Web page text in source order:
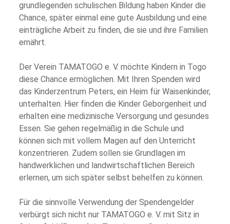
grundlegenden schulischen Bildung haben Kinder die
Chance, später einmal eine gute Ausbildung und eine
einträgliche Arbeit zu finden, die sie und ihre Familien
ernährt.
Der Verein TAMATOGO e. V. möchte Kindern in Togo
diese Chance ermöglichen. Mit Ihren Spenden wird
das Kinderzentrum Peters, ein Heim für Waisenkinder,
unterhalten. Hier finden die Kinder Geborgenheit und
erhalten eine medizinische Versorgung und gesundes
Essen. Sie gehen regelmäßig in die Schule und
können sich mit vollem Magen auf den Unterricht
konzentrieren. Zudem sollen sie Grundlagen im
handwerklichen und landwirtschaftlichen Bereich
erlernen, um sich später selbst behelfen zu können.
Für die sinnvolle Verwendung der Spendengelder
verbürgt sich nicht nur TAMATOGO e. V. mit Sitz in